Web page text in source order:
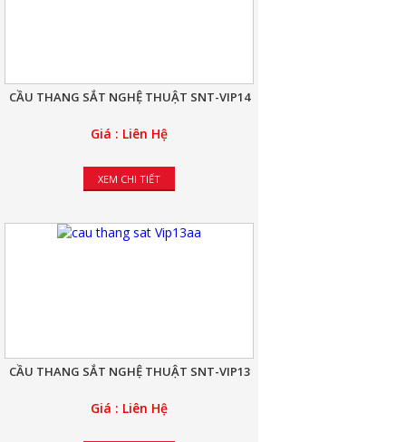
CẦU THANG SẮT NGHỆ THUẬT SNT-VIP14
Giá : Liên Hệ
XEM CHI TIẾT
CẦU THANG SẮT NGHỆ THUẬT SNT-VIP13
Giá : Liên Hệ